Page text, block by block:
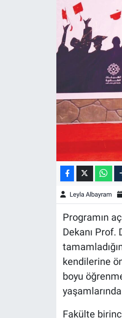
Leyla Albayram
Programın
Dekanı Prof.
kendilerine
boyu
Fakülte